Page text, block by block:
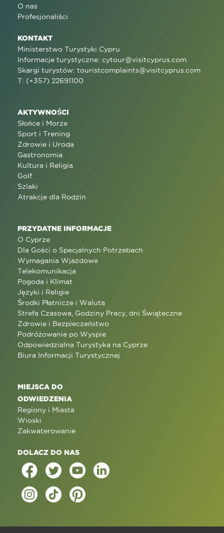
O nas
Profesjonaliści
KONTAKT
Ministerstwo Turystyki Cypru
Informacje turystyczne: cytour@visitcyprus.com
Skargi turystów: touristcomplaints@visitcyprus.com
T: (+357) 22691100
AKTYWNOŚCI
Słońce i Morze
Sport i Trening
Zdrowie i Uroda
Gastronomia
Kultura i Religia
Golf
Szlaki
Atrakcje dla Rodzin
PRZYDATNE INFORMACJE
O Cyprze
Dla Gości o Specjalnych Potrzebach
Wymagania Wjazdowe
Telekomunikacja
Pogoda i Klimat
Języki i Religie
Środki Płatnicze i Waluta
Strefa Czasowa, Godziny Pracy, dni Świąteczne
Zdrowie i Bezpieczeństwo
Podróżowanie po Wyspie
Odpowiedzialna Turystyka na Cyprze
Biura Informacji Turystycznej
MIEJSCA DO
ODWIEDZENIA
Regiony i Miasta
Wioski
Zakwaterowanie
DOLACZ DO NAS